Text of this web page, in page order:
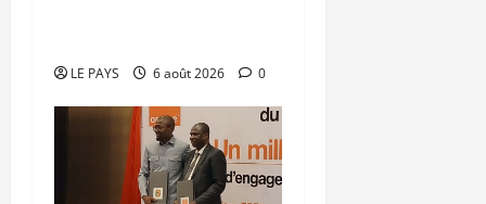
LE PAYS 6 août 2026 0